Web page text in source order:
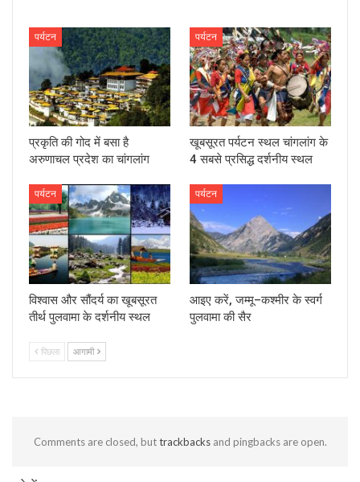
पर्यटन
प्रकृति की गोद में बसा है
अरुणाचल प्रदेश का चांगलांग
पर्यटन
खूबसूरत पर्यटन स्थल चांगलांग के
4 सबसे प्रसिद्ध दर्शनीय स्थल
पर्यटन
विश्वास और सौंदर्य का खूबसूरत
तीर्थ पुलवामा के दर्शनीय स्‍थल
पर्यटन
आइए करें, जम्‍मू–कश्‍मीर के स्वर्ग
पुलवामा की सैर
पिछला आगामी
Comments are closed, buttrackbacksand pingbacks are open.